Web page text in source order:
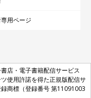
用ページ
店・電子書籍配信サービス
使用許諾を得た正規版配信サ
商標（登録番号 第11091003